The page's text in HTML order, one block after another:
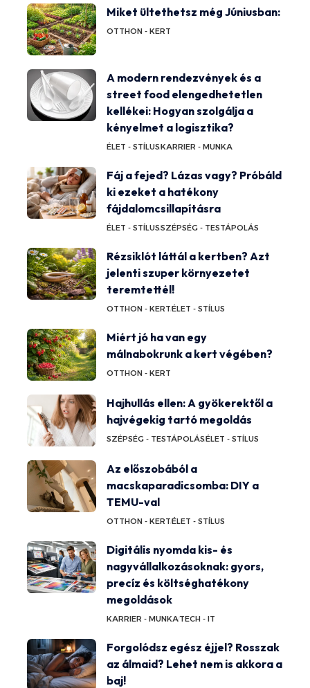
Miket ültethetsz még Júniusban:
OTTHON - KERT
A modern rendezvények és a
street food elengedhetetlen
kellékei: Hogyan szolgálja a
kényelmet a logisztika?
ÉLET - STÍLUSKARRIER - MUNKA
Fáj a fejed? Lázas vagy? Próbáld
ki ezeket a hatékony
fájdalomcsillapításra
ÉLET - STÍLUSSZÉPSÉG - TESTÁPOLÁS
Rézsiklót láttál a kertben? Azt
jelenti szuper környezetet
teremtettél!
OTTHON - KERTÉLET - STÍLUS
Miért jó ha van egy
málnabokrunk a kert végében?
OTTHON - KERT
Hajhullás ellen: A gyökerektől a
hajvégekig tartó megoldás
SZÉPSÉG - TESTÁPOLÁSÉLET - STÍLUS
Az előszobából a
macskaparadicsomba: DIY a
TEMU-val
OTTHON - KERTÉLET - STÍLUS
Digitális nyomda kis- és
nagyvállalkozásoknak: gyors,
precíz és költséghatékony
megoldások
KARRIER - MUNKATECH - IT
Forgolódsz egész éjjel? Rosszak
az álmaid? Lehet nem is akkora a
baj!